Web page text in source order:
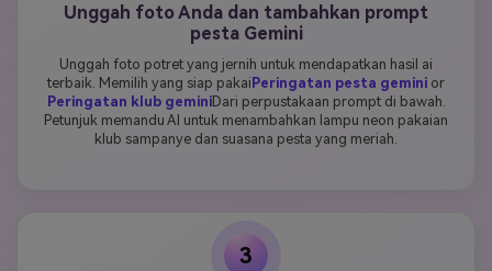
Unggah foto Anda dan tambahkan prompt
pesta Gemini
Unggah foto potret yang jernih untuk mendapatkan hasil ai
terbaik. Memilih yang siap pakaiPeringatan pesta gemini or
Peringatan klub geminiDari perpustakaan prompt di bawah.
Petunjuk memandu AI untuk menambahkan lampu neon pakaian
klub sampanye dan suasana pesta yang meriah.
3